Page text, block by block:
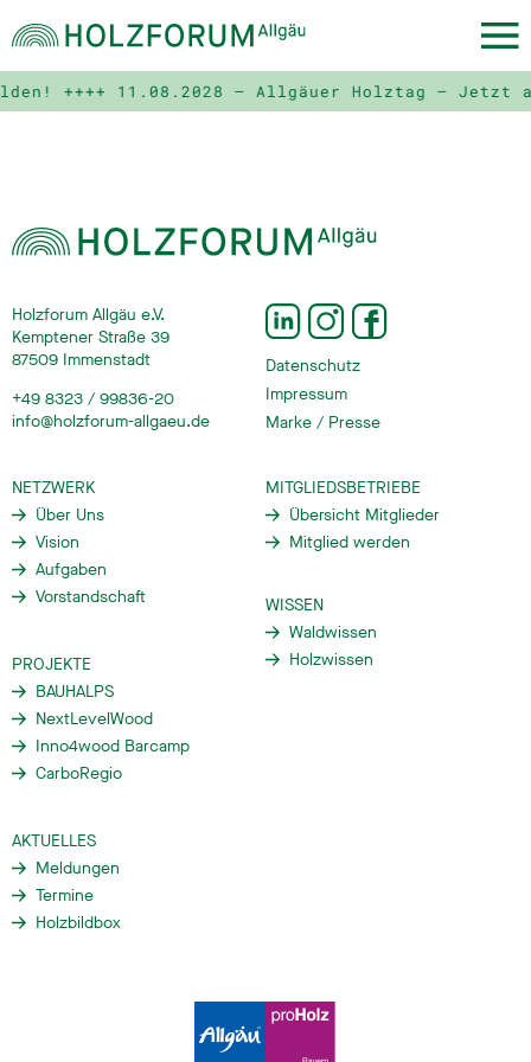
++++ 11.08.2028 – Allgäuer Holztag – Jetzt
Holzforum Allgäu e.V.
Kemptener Straße 39
87509 Immenstadt
+49 8323 / 99836-20
info@holzforum-allgaeu.de
Datenschutz
Impressum
Marke / Presse
NETZWERK
Über Uns
Vision
Aufgaben
Vorstandschaft
MITGLIEDSBETRIEBE
Übersicht Mitglieder
Mitglied werden
WISSEN
Waldwissen
Holzwissen
PROJEKTE
BAUHALPS
NextLevelWood
Inno4wood Barcamp
CarboRegio
AKTUELLES
Meldungen
Termine
Holzbildbox